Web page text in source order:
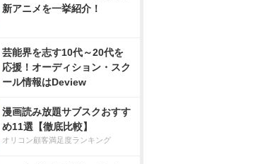
新アニメを一挙紹介！
芸能界を志す10代～20代を
応援！オーディション・スク
ール情報はDeview
漫画読み放題サブスクおすす
め11選【徹底比較】
オリコン顧客満足度ランキング